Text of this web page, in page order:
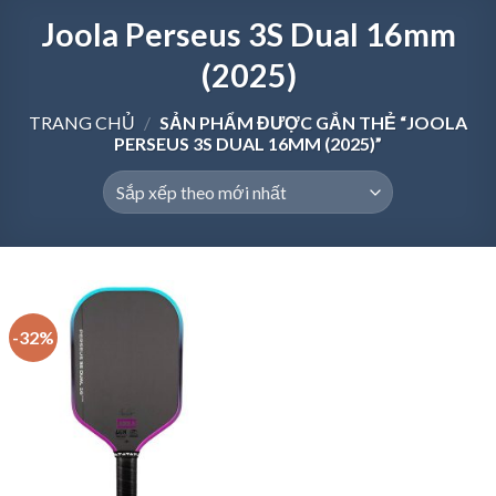
Joola Perseus 3S Dual 16mm
(2025)
TRANG CHỦ / SẢN PHẨM ĐƯỢC GẮN THẺ “JOOLA
PERSEUS 3S DUAL 16MM (2025)”
-32%